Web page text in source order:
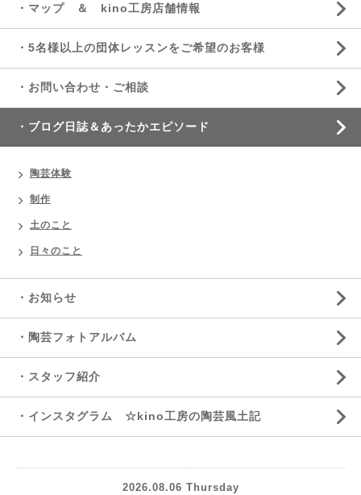
・マップ ＆ kino工房店舗情報
・5名様以上の団体レッスンをご希望のお客様
・お問い合わせ・ご相談
・ブログ日誌＆あったかエピソード
陶芸体験
制作
土のこと
日々のこと
・お知らせ
・陶芸フォトアルバム
・スタッフ紹介
・インスタグラム ☆kino工房の陶芸風土記
2026.08.06 Thursday